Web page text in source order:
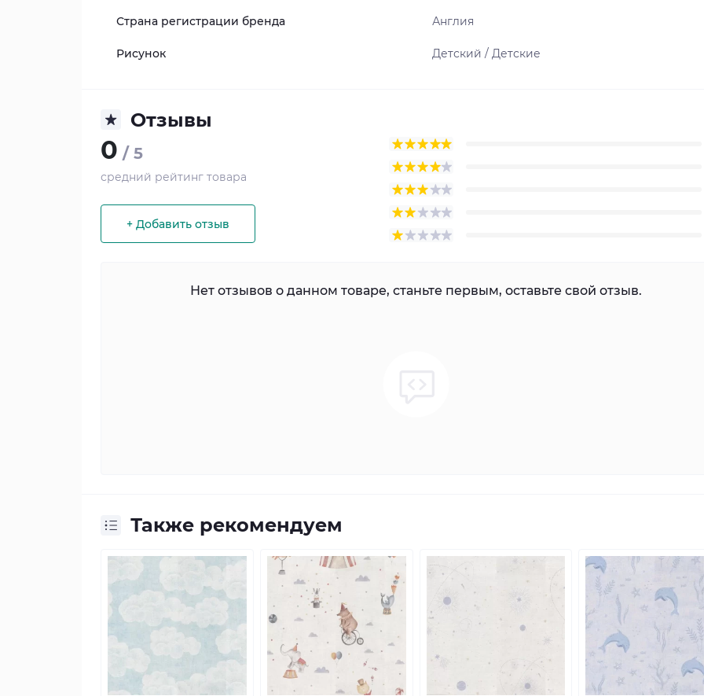
Страна регистрации бренда Англия
Рисунок Детский / Детские
Отзывы
0 / 5
средний рейтинг товара
+ Добавить отзыв
Нет отзывов о данном товаре, станьте первым, оставьте свой отзыв.
Также рекомендуем